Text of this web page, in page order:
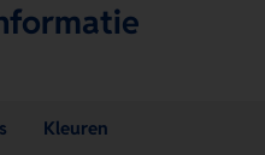
Kleuren